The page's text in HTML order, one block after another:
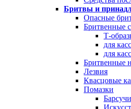
Бритвы и
Опасные
Бритвенные
Т-
для
для
Бритвенные
Лезвия
Квасцовые
Помазки